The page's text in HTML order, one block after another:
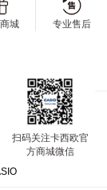
城 专业售后
扫码关注卡西欧官
方商城微信